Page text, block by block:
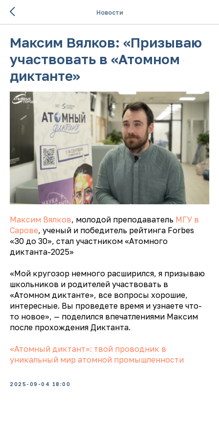
Новости
Максим Вялков: «Призываю
участвовать в «Атомном
диктанте»
Максим Вялков, молодой преподаватель МГУ в
Сарове, ученый и победитель рейтинга Forbes
«З0 до 30», стал участником «Атомного
диктанта-2025»
«Мой кругозор немного расширился, я призываю
школьников и родителей участвовать в
«Атомном диктанте», все вопросы хорошие,
интересные. Вы проведете время и узнаете что-
то новое», — поделился впечатлениями Максим
после прохождения Диктанта.
«Атомный диктант»: твой проводник в
уникальный мир атомной промышленности
2025-09-04 18:00